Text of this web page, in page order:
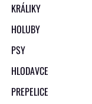
KRÁLIKY
HOLUBY
PSY
HLODAVCE
PREPELICE